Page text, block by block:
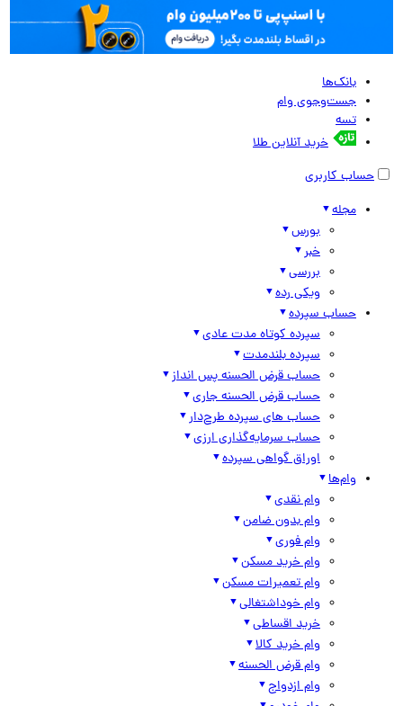
بانک‌ها
جست‌وجوی وام
تسه
خرید آنلاین طلا
حساب کاربری
مجله
بورس
خبر
بررسی
ویکی رده
حساب سپرده
سپرده کوتاه مدت عادی
سپرده بلندمدت
حساب قرض الحسنه پس انداز
حساب قرض الحسنه جاری
حساب های سپرده طرح‌دار
حساب سرمایه‌گذاری ارزی
اوراق گواهی سپرده
وام‌ها
وام نقدی
وام بدون ضامن
وام فوری
وام خرید مسکن
وام تعمیرات مسکن
وام خوداشتغالی
خرید اقساطی
وام خرید کالا
وام قرض الحسنه
وام ازدواج